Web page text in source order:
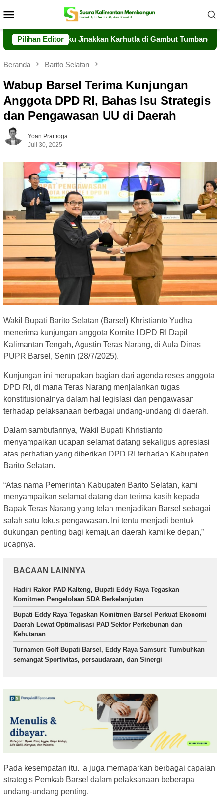
ke
Mobile
Pilihan Editor
Berjibaku Jinakkan Karhutla di Gambut Tumbang Nusa
Beranda Barito Selatan
Wabup Barsel Terima Kunjungan
Anggota DPD RI, Bahas Isu Strategis
dan Pengawasan UU di Daerah
Yoan Pramoga
Juli 30, 2025
Wakil Bupati Barito Selatan (Barsel) Khristianto Yudha
menerima kunjungan anggota Komite I DPD RI Dapil
Kalimantan Tengah, Agustin Teras Narang, di Aula Dinas
PUPR Barsel, Senin (28/7/2025).
Kunjungan ini merupakan bagian dari agenda reses anggota
DPD RI, di mana Teras Narang menjalankan tugas
konstitusionalnya dalam hal legislasi dan pengawasan
terhadap pelaksanaan berbagai undang-undang di daerah.
Dalam sambutannya, Wakil Bupati Khristianto
menyampaikan ucapan selamat datang sekaligus apresiasi
atas perhatian yang diberikan DPD RI terhadap Kabupaten
Barito Selatan.
“Atas nama Pemerintah Kabupaten Barito Selatan, kami
menyampaikan selamat datang dan terima kasih kepada
Bapak Teras Narang yang telah menjadikan Barsel sebagai
salah satu lokus pengawasan. Ini tentu menjadi bentuk
dukungan penting bagi kemajuan daerah kami ke depan,”
ucapnya.
BACAAN LAINNYA
Hadiri Rakor PAD Kalteng, Bupati Eddy Raya Tegaskan
Komitmen Pengelolaan SDA Berkelanjutan
Bupati Eddy Raya Tegaskan Komitmen Barsel Perkuat Ekonomi
Daerah Lewat Optimalisasi PAD Sektor Perkebunan dan
Kehutanan
Turnamen Golf Bupati Barsel, Eddy Raya Samsuri: Tumbuhkan
semangat Sportivitas, persaudaraan, dan Sinergi
Pada kesempatan itu, ia juga memaparkan berbagai capaian
strategis Pemkab Barsel dalam pelaksanaan beberapa
undang-undang penting.